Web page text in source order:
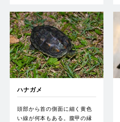
ハナガメ
頭部から首の側面に細く黄色
い線が何本もある。腹甲の縁